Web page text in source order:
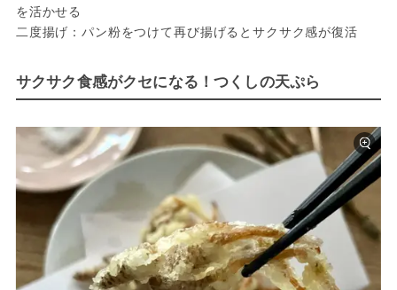
を活かせる
二度揚げ：パン粉をつけて再び揚げるとサクサク感が復活
サクサク食感がクセになる！つくしの天ぷら